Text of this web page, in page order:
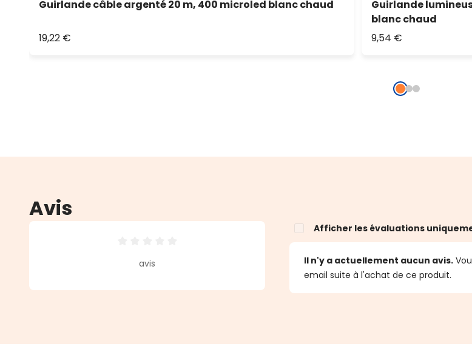
Guirlande câble argenté 20 m, 400 microled blanc chaud
19,22 €
Guirlande
blanc chaud
9,54 €
Avis
Note moyenne de 0 sur 5 étoiles
avis
Afficher les évaluations
Il n'y a actuellement aucun avis.
email suite à l'achat de ce produit.